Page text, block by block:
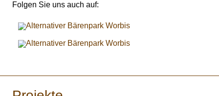
Folgen Sie uns auch auf: